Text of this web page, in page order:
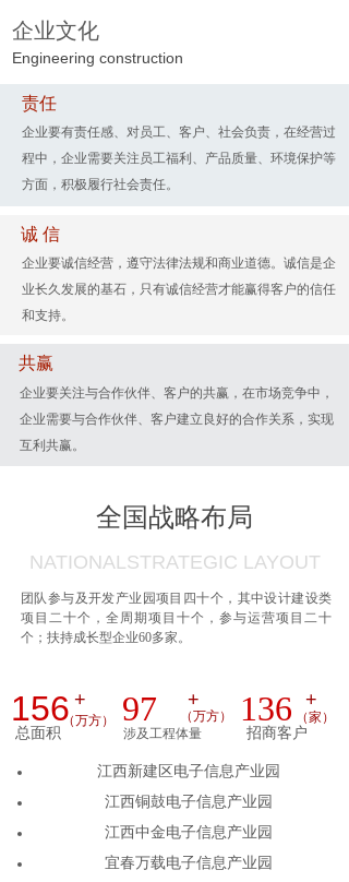
企业文化
Engineering construction
诚 信
企业要诚信经营，遵守法律法规和商业道德。诚信是企
业长久发展的基石，只有诚信经营才能赢得客户的信任
和支持。
责任
共赢
企业要有责任感、 对员工、客户、社会负责，在经营过
程中，企业需要关注员工福利、产品质量、环境保护等
方面，积极履行社会责任。
企业要关注与合作伙伴、客户的共赢，在市场竞争中，
企业需要与合作伙伴、客户建立良好的合作关系，实现
互利共赢。
NATIONALSTRATEGIC LAYOUT
全国战略布局
江西新建区电子信息产业园
江西铜鼓电子信息产业园
江西中金电子信息产业园
宜春万载电子信息产业园
（家 ）
招商客户
涉及工程体量
（万方）
+
（万方）
99 139 +
总面积
159 +
团队参与及开发产业园项目四十个，其中设计建设类
项目二十个，全周期项目十个，参与运营项目二十
个；扶持成长型企业60多家。